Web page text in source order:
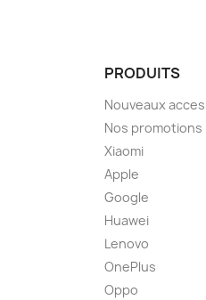
PRODUITS
Nouveaux
Nos promotions
Xiaomi
Apple
Google
Huawei
Lenovo
OnePlus
Oppo